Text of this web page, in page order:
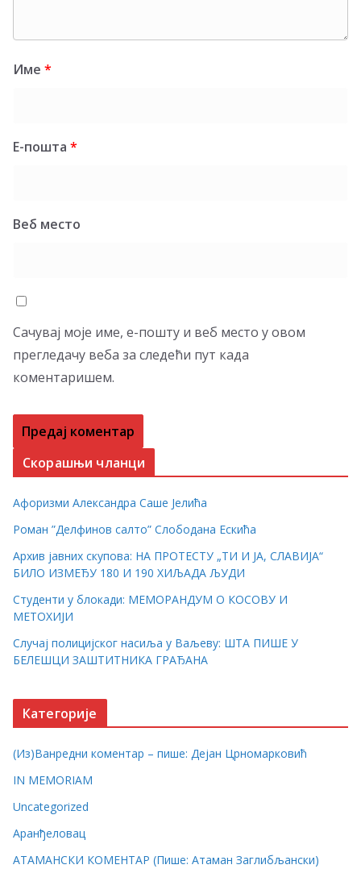
Име *
Е-пошта *
Веб место
Сачувај моје име, е-пошту и веб место у овом
прегледачу веба за следећи пут када
коментаришем.
Скорашњи чланци
Афоризми Александра Саше Јелића
Роман ”Делфинов салто” Слободана Ескића
Архив јавних скупова: НА ПРОТЕСТУ „ТИ И ЈА, СЛАВИЈА“
БИЛО ИЗМЕЂУ 180 И 190 ХИЉАДА ЉУДИ
Студенти у блокади: МЕМОРАНДУМ О КОСОВУ И
МЕТОХИЈИ
Случај полицијског насиља у Ваљеву: ШТА ПИШЕ У
БЕЛЕШЦИ ЗАШТИТНИКА ГРАЂАНА
Категорије
(Из)Ванредни коментар – пише: Дејан Црномарковић
IN MEMORIAM
Uncategorized
Аранђеловац
АТАМАНСКИ КОМЕНТАР (Пише: Атаман Заглибљански)